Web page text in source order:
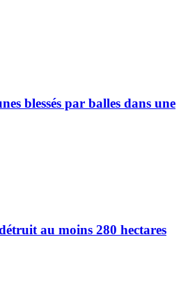
blessés par balles dans une
au moins 280 hectares